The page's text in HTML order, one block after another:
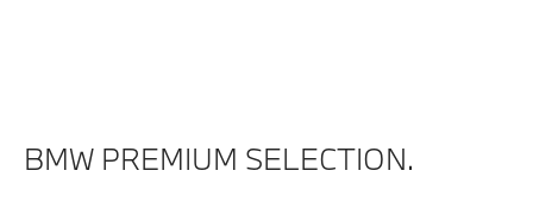
Actieve Voetgangersbescherming
BMW PREMIUM SELECTION.